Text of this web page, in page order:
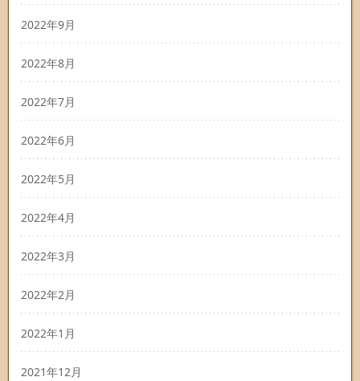
2022年9月
2022年8月
2022年7月
2022年6月
2022年5月
2022年4月
2022年3月
2022年2月
2022年1月
2021年12月